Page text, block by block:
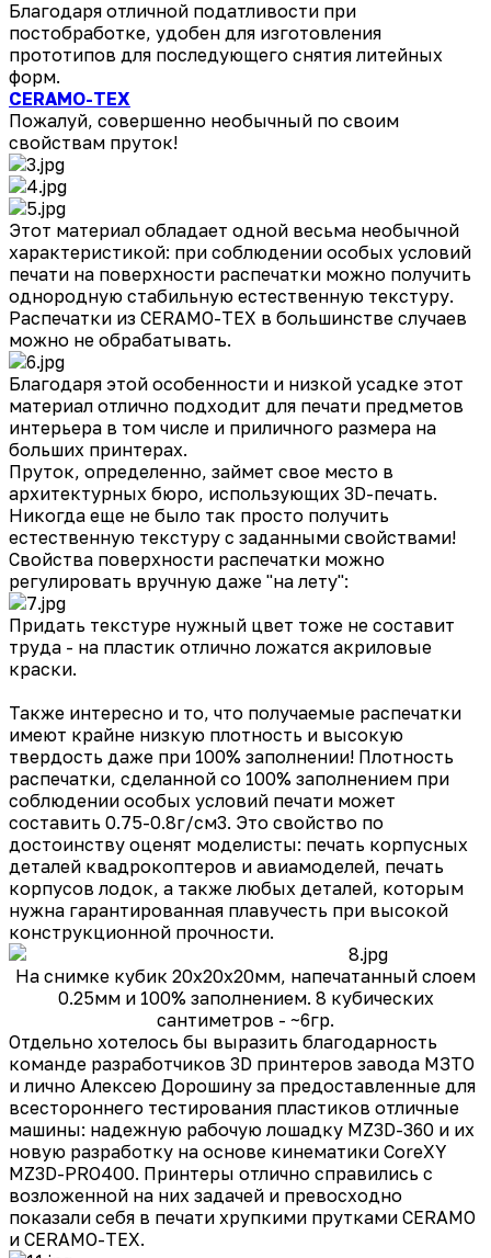
Благодаря отличной податливости при
постобработке, удобен для изготовления
прототипов для последующего снятия литейных
форм.
CERAMO-TEX
Пожалуй, совершенно необычный по своим
свойствам пруток!
Этот материал обладает одной весьма необычной
характеристикой: при соблюдении особых условий
печати на поверхности распечатки можно получить
однородную стабильную естественную текстуру.
Распечатки из CERAMO-TEX в большинстве случаев
можно не обрабатывать.
Благодаря этой особенности и низкой усадке этот
материал отлично подходит для печати предметов
интерьера в том числе и приличного размера на
больших принтерах.
Пруток, определенно, займет свое место в
архитектурных бюро, использующих 3D-печать.
Никогда еще не было так просто получить
естественную текстуру с заданными свойствами!
Свойства поверхности распечатки можно
регулировать вручную даже "на лету":
Придать текстуре нужный цвет тоже не составит
труда - на пластик отлично ложатся акриловые
краски.
Также интересно и то, что получаемые распечатки
имеют крайне низкую плотность и высокую
твердость даже при 100% заполнении! Плотность
распечатки, сделанной со 100% заполнением при
соблюдении особых условий печати может
составить 0.75-0.8г/см3. Это свойство по
достоинству оценят моделисты: печать корпусных
деталей квадрокоптеров и авиамоделей, печать
корпусов лодок, а также любых деталей, которым
нужна гарантированная плавучесть при высокой
конструкционной прочности.
На снимке кубик 20х20х20мм, напечатанный слоем
0.25мм и 100% заполнением. 8 кубических
сантиметров - ~6гр.
Отдельно хотелось бы выразить благодарность
команде разработчиков 3D принтеров завода МЗТО
и лично Алексею Дорошину за предоставленные для
всестороннего тестирования пластиков отличные
машины: надежную рабочую лошадку MZ3D-360 и их
новую разработку на основе кинематики CoreXY
MZ3D-PRO400. Принтеры отлично справились с
возложенной на них задачей и превосходно
показали себя в печати хрупкими прутками CERAMO
и CERAMO-TEX.